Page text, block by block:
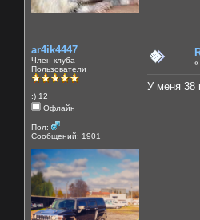
ar4ik4447
Член клуба
Пользователи
:) 12
Офлайн
Пол:
Сообщений: 1901
«
У меня 38